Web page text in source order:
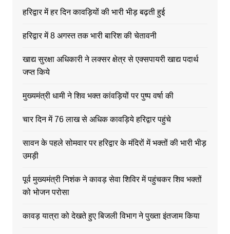
हरिद्वार में हर दिन कावड़ियों की भारी भीड़ बढ़ती हुई
हरिद्वार में 8 अगस्त तक भारी बारिश की चेतावनी
खाद्य सुरक्षा अधिकारी ने लक्सर क्षेत्र से एक्सपायरी खाद्य पदार्थ
जप्त किये
मुख्यमंत्री धामी ने शिव भक्त कांवड़ियों पर पुष्प वर्षा की
चार दिन में 76 लाख से अधिक कावड़िये हरिद्वार पहुंचे
सावन के पहले सोमवार पर हरिद्वार के मंदिरों में भक्तों की भारी भीड़
उमड़ी
पूर्व मुख्यमंत्री निशंक ने कावड़ सेवा शिविर में पहुंचकर शिव भक्तों
को भोजन परोसा
कावड़ यात्रा को देखते हुए बिजली विभाग ने पुख्ता इंतजाम किया